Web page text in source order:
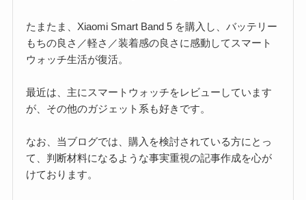
たまたま、Xiaomi Smart Band 5 を購入し、バッテリー
もちの良さ／軽さ／装着感の良さに感動してスマート
ウォッチ生活が復活。
最近は、主にスマートウォッチをレビューしています
が、その他のガジェット系も好きです。
なお、当ブログでは、購入を検討されている方にとっ
て、判断材料になるような事実重視の記事作成を心が
けております。